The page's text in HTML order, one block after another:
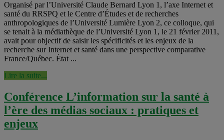
Organisé par l’Université Claude Bernard Lyon 1, l’axe Internet et
santé du RRSPQ et le Centre d’Études et de recherches
anthropologiques de l’Université Lumière Lyon 2, ce colloque, qui
se tenait à la médiathèque de l’Université Lyon 1, le 21 février 2011,
avait pour objectif de saisir les spécificités et les enjeux de la
recherche sur Internet et santé dans une perspective comparative
France/Québec. État ...
Lire la suite...
Conférence L’information sur la santé à
l’ère des médias sociaux : pratiques et
enjeux